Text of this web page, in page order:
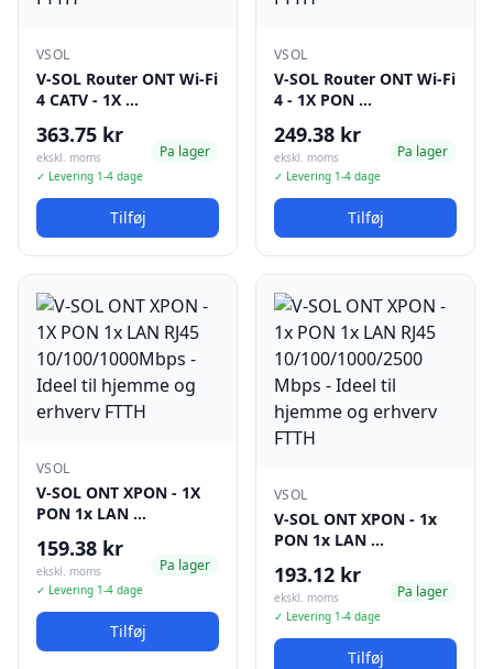
VSOL
V-SOL Router ONT Wi-Fi
4 CATV - 1X …
363.75 kr
ekskl. moms
✓ Levering 1-4 dage
Pa lager
Tilføj
VSOL
V-SOL Router ONT Wi-Fi
4 - 1X PON …
249.38 kr
ekskl. moms
✓ Levering 1-4 dage
Pa lager
Tilføj
VSOL
V-SOL ONT XPON - 1X
PON 1x LAN …
159.38 kr
ekskl. moms
✓ Levering 1-4 dage
Pa lager
Tilføj
VSOL
V-SOL ONT XPON - 1x
PON 1x LAN …
193.12 kr
ekskl. moms
✓ Levering 1-4 dage
Pa lager
Tilføj